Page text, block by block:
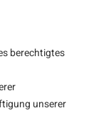
berechtigtes
unserer